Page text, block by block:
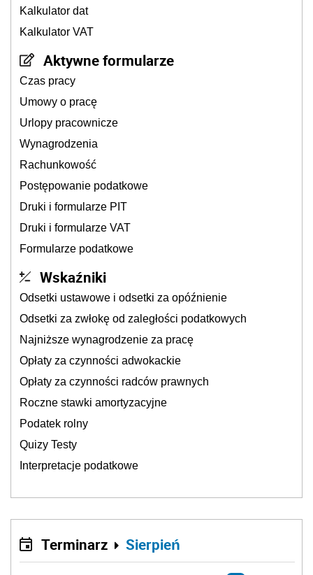
Kalkulator dat
Kalkulator VAT
Aktywne formularze
Czas pracy
Umowy o pracę
Urlopy pracownicze
Wynagrodzenia
Rachunkowość
Postępowanie podatkowe
Druki i formularze PIT
Druki i formularze VAT
Formularze podatkowe
Wskaźniki
Odsetki ustawowe i odsetki za opóźnienie
Odsetki za zwłokę od zaległości podatkowych
Najniższe wynagrodzenie za pracę
Opłaty za czynności adwokackie
Opłaty za czynności radców prawnych
Roczne stawki amortyzacyjne
Podatek rolny
Quizy Testy
Interpretacje podatkowe
Terminarz Sierpień